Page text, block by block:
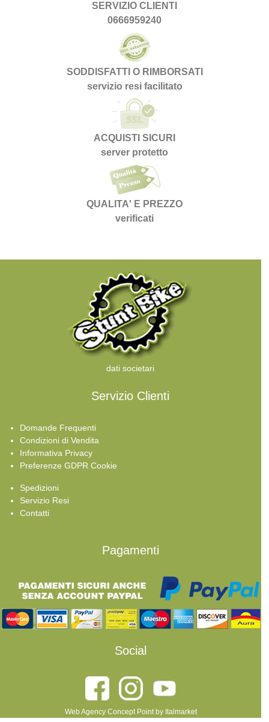
SERVIZIO CLIENTI
0666959240
SODDISFATTI O RIMBORSATI
servizio resi facilitato
ACQUISTI SICURI
server protetto
QUALITA' E PREZZO
verificati
dati societari
Servizio Clienti
Domande Frequenti
Condizioni di Vendita
Informativa Privacy
Preferenze GDPR Cookie
Spedizioni
Servizio Resi
Contatti
Pagamenti
Social
Web Agency Concept Point by Italmarket